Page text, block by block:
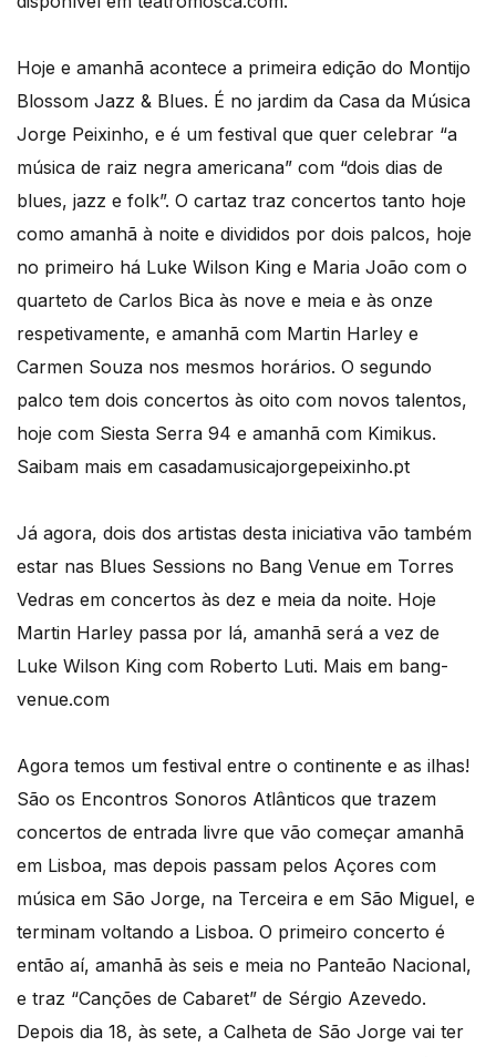
Hoje e amanhã acontece a primeira edição do Montijo
Blossom Jazz & Blues. É no jardim da Casa da Música
Jorge Peixinho, e é um festival que quer celebrar “a
música de raiz negra americana” com “dois dias de
blues, jazz e folk”. O cartaz traz concertos tanto hoje
como amanhã à noite e divididos por dois palcos, hoje
no primeiro há Luke Wilson King e Maria João com o
quarteto de Carlos Bica às nove e meia e às onze
respetivamente, e amanhã com Martin Harley e
Carmen Souza nos mesmos horários. O segundo
palco tem dois concertos às oito com novos talentos,
hoje com Siesta Serra 94 e amanhã com Kimikus.
Saibam mais em casadamusicajorgepeixinho.pt
Já agora, dois dos artistas desta iniciativa vão também
estar nas Blues Sessions no Bang Venue em Torres
Vedras em concertos às dez e meia da noite. Hoje
Martin Harley passa por lá, amanhã será a vez de
Luke Wilson King com Roberto Luti. Mais em bang-
venue.com
Agora temos um festival entre o continente e as ilhas!
São os Encontros Sonoros Atlânticos que trazem
concertos de entrada livre que vão começar amanhã
em Lisboa, mas depois passam pelos Açores com
música em São Jorge, na Terceira e em São Miguel, e
terminam voltando a Lisboa. O primeiro concerto é
então aí, amanhã às seis e meia no Panteão Nacional,
e traz “Canções de Cabaret” de Sérgio Azevedo.
Depois dia 18, às sete, a Calheta de São Jorge vai ter